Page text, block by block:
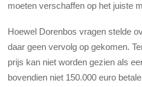
moeten verschaffen op het juiste
Hoewel Dorenbos vragen stelde
daar geen vervolg op gekomen.
prijs kan niet worden gezien als
bovendien niet 150.000 euro